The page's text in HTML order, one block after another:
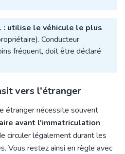
: utilise le véhicule le plus
Conducteur
fréquent, doit être déclaré
vers l'étranger
étranger nécessite souvent
avant l'immatriculation
circuler légalement durant les
Vous restez ainsi en règle avec